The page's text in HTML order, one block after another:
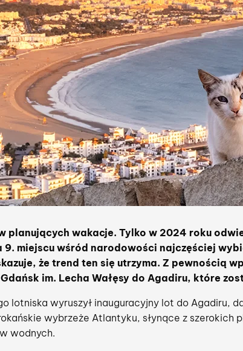
planujących wakacje. Tylko w 2024 roku
9. miejscu wśród narodowości najczęściej
że trend ten się utrzyma. Z pewnością
im. Lecha Wałęsy do Agadiru, które
lotniska wyruszył inauguracyjny lot do Agadiru,
wybrzeże Atlantyku, słynące z szerokich
wodnych.